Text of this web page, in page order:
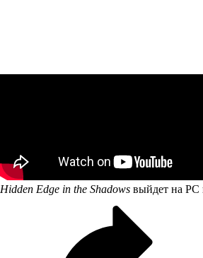
Hidden Edge in the Shadows выйдет на PC